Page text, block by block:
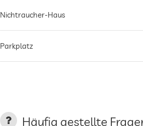
Nichtraucher-Haus
Parkplatz
Häufig gestellte